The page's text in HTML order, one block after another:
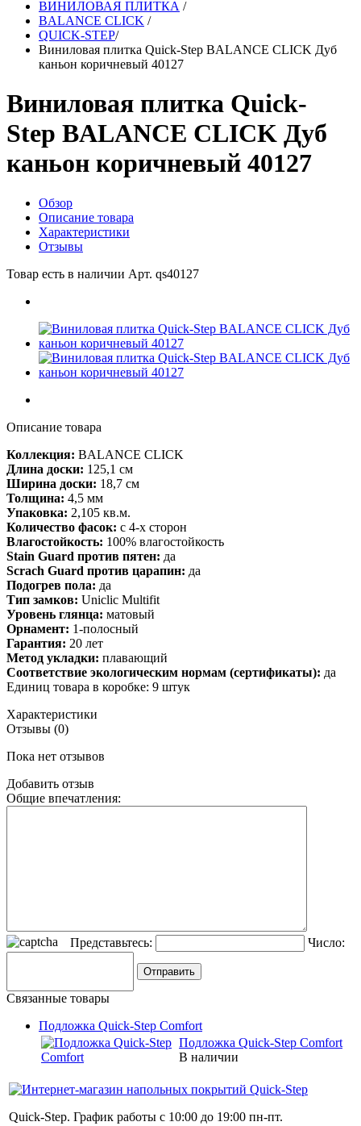
ВИНИЛОВАЯ ПЛИТКА /
BALANCE CLICK /
QUICK-STEP/
Виниловая плитка Quick-Step BALANCE CLICK Дуб
каньон коричневый 40127
Виниловая плитка Quick-
Step BALANCE CLICK Дуб
каньон коричневый 40127
Обзор
Описание товара
Характеристики
Отзывы
Товар есть в наличии Арт. qs40127
Описание товара
Коллекция: BALANCE CLICK
Длина доски: 125,1 см
Ширина доски: 18,7 см
Толщина: 4,5 мм
Упаковка: 2,105 кв.м.
Количество фасок: с 4-х сторон
Влагостойкость: 100% влагостойкость
Stain Guard против пятен: да
Scrach Guard против царапин: да
Подогрев пола: да
Тип замков: Uniclic Multifit
Уровень глянца: матовый
Орнамент: 1-полосный
Гарантия: 20 лет
Метод укладки: плавающий
Соответствие экологическим нормам (сертификаты): да
Единиц товара в коробке: 9 штук
Характеристики
Отзывы (0)
Пока нет отзывов
Добавить отзыв
Общие впечатления:
Представьтесь: Число:
Связанные товары
Подложка Quick-Step Comfort
Подложка Quick-Step Comfort
В наличии
Quick-Step. График работы с 10:00 до 19:00 пн-пт.